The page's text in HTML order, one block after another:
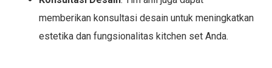
memberikan konsultasi desain untuk meningkatkan
estetika dan fungsionalitas kitchen set Anda.